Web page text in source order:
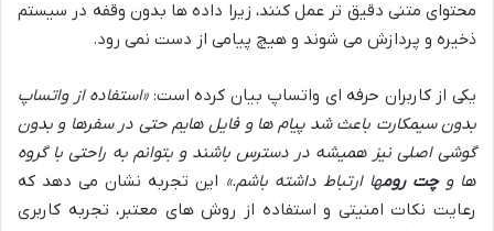
محتوای متنی دقیق تر عمل کنند، زیرا داده ها بدون وقفه در سیستم
ذخیره و پردازش می شوند و هیچ پیامی از دست نمی رود.
یکی از کاربران حرفه ای واتساپ بیان کرده است:«استفاده از واتساپ
بدون سیمکارت باعث شد پیام ها و فایل هایم حتی در سفرها و بدون
گوشی اصلی نیز همیشه در دسترس باشند و بتوانم به راحتی با گروه
ها وچت رومها ارتباط داشته باشم.» این تجربه نشان می دهد که
رعایت نکات امنیتی و استفاده از روش های معتبر، تجربه کاربری